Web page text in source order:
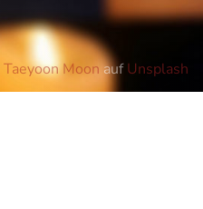
Taeyoon Moon aufUnsplash